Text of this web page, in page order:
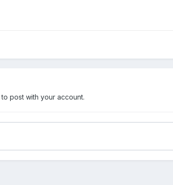
to post with your account.